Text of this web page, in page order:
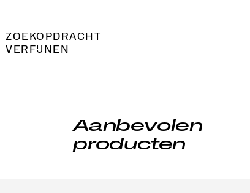
ZOEKOPDRACHT
VERFIJNEN
Aanbevolen
producten